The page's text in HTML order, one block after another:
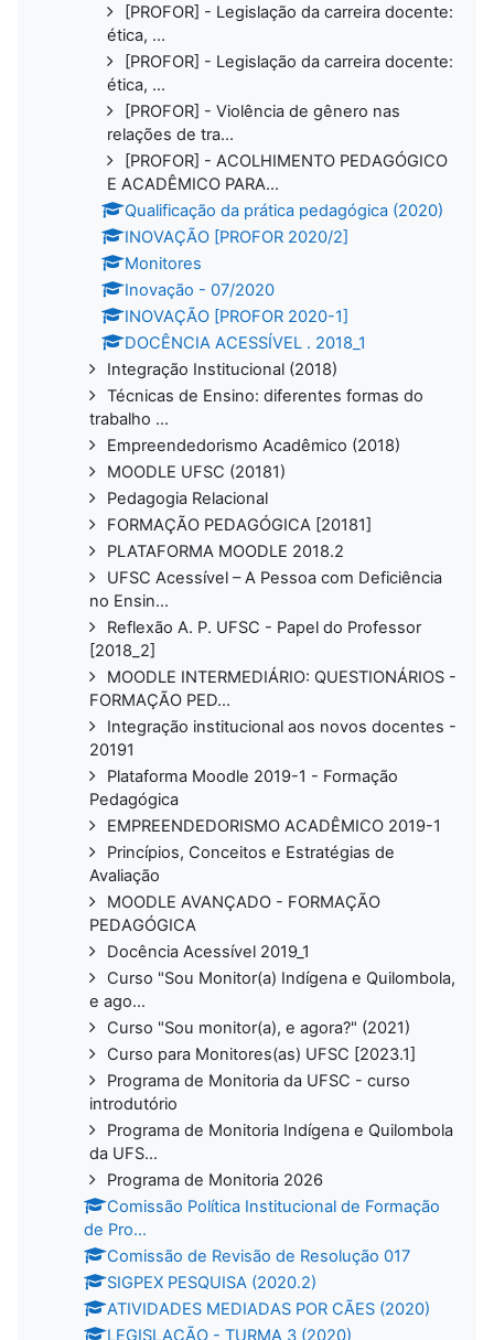
[PROFOR] - Legislação da carreira docente:
ética, ...
[PROFOR] - Legislação da carreira docente:
ética, ...
[PROFOR] - Violência de gênero nas
relações de tra...
[PROFOR] - ACOLHIMENTO PEDAGÓGICO
E ACADÊMICO PARA...
Qualificação da prática pedagógica (2020)
INOVAÇÃO [PROFOR 2020/2]
Monitores
Inovação - 07/2020
INOVAÇÃO [PROFOR 2020-1]
DOCÊNCIA ACESSÍVEL . 2018_1
Integração Institucional (2018)
Técnicas de Ensino: diferentes formas do
trabalho ...
Empreendedorismo Acadêmico (2018)
MOODLE UFSC (20181)
Pedagogia Relacional
FORMAÇÃO PEDAGÓGICA [20181]
PLATAFORMA MOODLE 2018.2
UFSC Acessível – A Pessoa com Deficiência
no Ensin...
Reflexão A. P. UFSC - Papel do Professor
[2018_2]
MOODLE INTERMEDIÁRIO: QUESTIONÁRIOS -
FORMAÇÃO PED...
Integração institucional aos novos docentes -
20191
Plataforma Moodle 2019-1 - Formação
Pedagógica
EMPREENDEDORISMO ACADÊMICO 2019-1
Princípios, Conceitos e Estratégias de
Avaliação
MOODLE AVANÇADO - FORMAÇÃO
PEDAGÓGICA
Docência Acessível 2019_1
Curso "Sou Monitor(a) Indígena e Quilombola,
e ago...
Curso "Sou monitor(a), e agora?" (2021)
Curso para Monitores(as) UFSC [2023.1]
Programa de Monitoria da UFSC - curso
introdutório
Programa de Monitoria Indígena e Quilombola
da UFS...
Programa de Monitoria 2026
Comissão Política Institucional de Formação
de Pro...
Comissão de Revisão de Resolução 017
SIGPEX PESQUISA (2020.2)
ATIVIDADES MEDIADAS POR CÃES (2020)
LEGISLAÇÃO - TURMA 3 (2020)